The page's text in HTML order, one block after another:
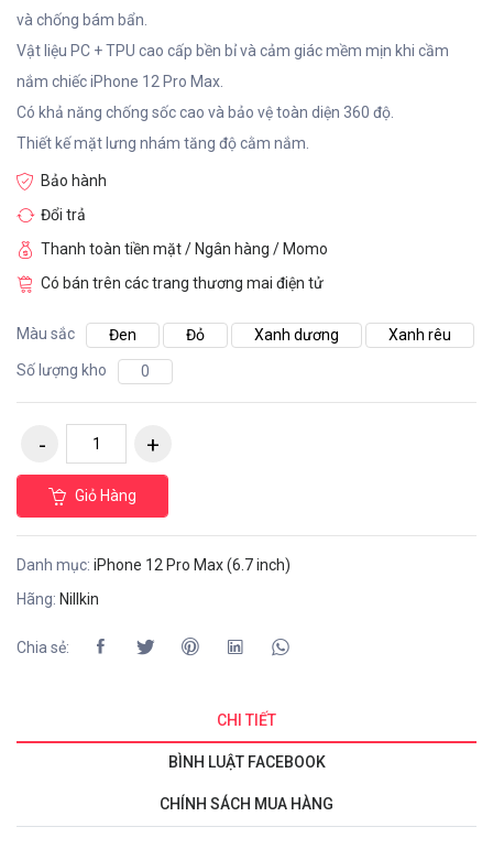
và chống bám bẩn.
Vật liệu PC + TPU cao cấp bền bỉ và cảm giác mềm mịn khi cầm
nắm chiếc iPhone 12 Pro Max.
Có khả năng chống sốc cao và bảo vệ toàn diện 360 độ.
Thiết kế mặt lưng nhám tăng độ cằm nắm.
Bảo hành
Đổi trả
Thanh toàn tiền mặt / Ngân hàng / Momo
Có bán trên các trang thương mai điện tử
Màu sắc Đen Đỏ Xanh dương
Xanh rêu
Số lượng kho
0
Giỏ Hàng
Danh mục: iPhone 12 Pro Max (6.7 inch)
Hãng: Nillkin
Chia sẻ:
CHI TIẾT
BÌNH LUẬT FACEBOOK
CHÍNH SÁCH MUA HÀNG